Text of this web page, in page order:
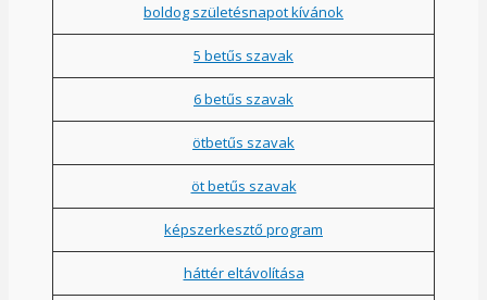
boldog születésnapot kívánok
5 betűs szavak
6 betűs szavak
ötbetűs szavak
öt betűs szavak
képszerkesztő program
háttér eltávolítása